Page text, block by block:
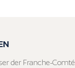
der Franche-Comté